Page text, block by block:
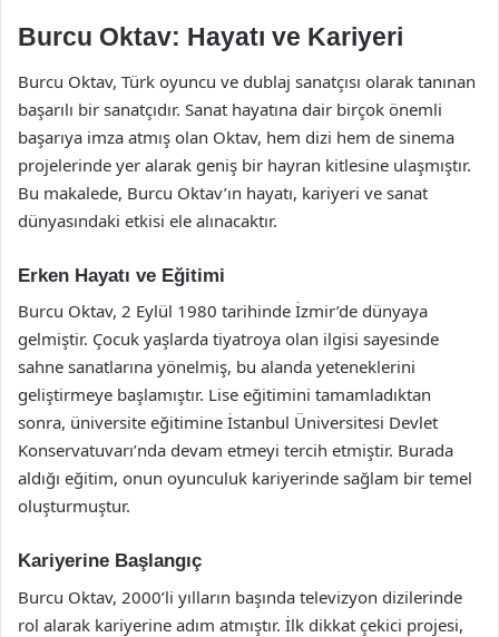
Burcu Oktav: Hayatı ve Kariyeri
Burcu Oktav, Türk oyuncu ve dublaj sanatçısı olarak tanınan
başarılı bir sanatçıdır. Sanat hayatına dair birçok önemli
başarıya imza atmış olan Oktav, hem dizi hem de sinema
projelerinde yer alarak geniş bir hayran kitlesine ulaşmıştır.
Bu makalede, Burcu Oktav’ın hayatı, kariyeri ve sanat
dünyasındaki etkisi ele alınacaktır.
Erken Hayatı ve Eğitimi
Burcu Oktav, 2 Eylül 1980 tarihinde İzmir’de dünyaya
gelmiştir. Çocuk yaşlarda tiyatroya olan ilgisi sayesinde
sahne sanatlarına yönelmiş, bu alanda yeteneklerini
geliştirmeye başlamıştır. Lise eğitimini tamamladıktan
sonra, üniversite eğitimine İstanbul Üniversitesi Devlet
Konservatuvarı’nda devam etmeyi tercih etmiştir. Burada
aldığı eğitim, onun oyunculuk kariyerinde sağlam bir temel
oluşturmuştur.
Kariyerine Başlangıç
Burcu Oktav, 2000’li yılların başında televizyon dizilerinde
rol alarak kariyerine adım atmıştır. İlk dikkat çekici projesi,